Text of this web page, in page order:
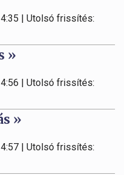
| Utolsó frissítés:
»
| Utolsó frissítés:
»
| Utolsó frissítés: